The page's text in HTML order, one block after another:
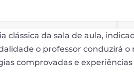
clássica da sala de aula,
o professor conduzirá
comprovadas e